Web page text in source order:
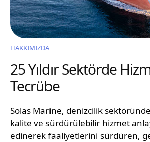
HAKKIMIZDA
25 Yıldır Sektörde
Tecrübe
Solas Marine, denizcilik
kalite ve sürdürülebilir hizmet
edinerek faaliyetlerini sürdüren,